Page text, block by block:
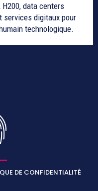
H200, data centers
services digitaux pour
technologique.
DE CONFIDENTIALITÉ